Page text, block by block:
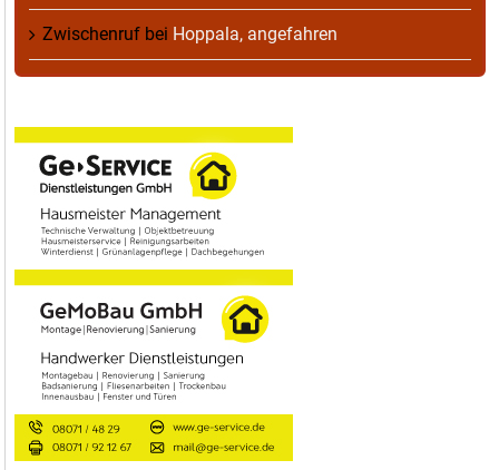
Zwischenruf bei Hoppala, angefahren